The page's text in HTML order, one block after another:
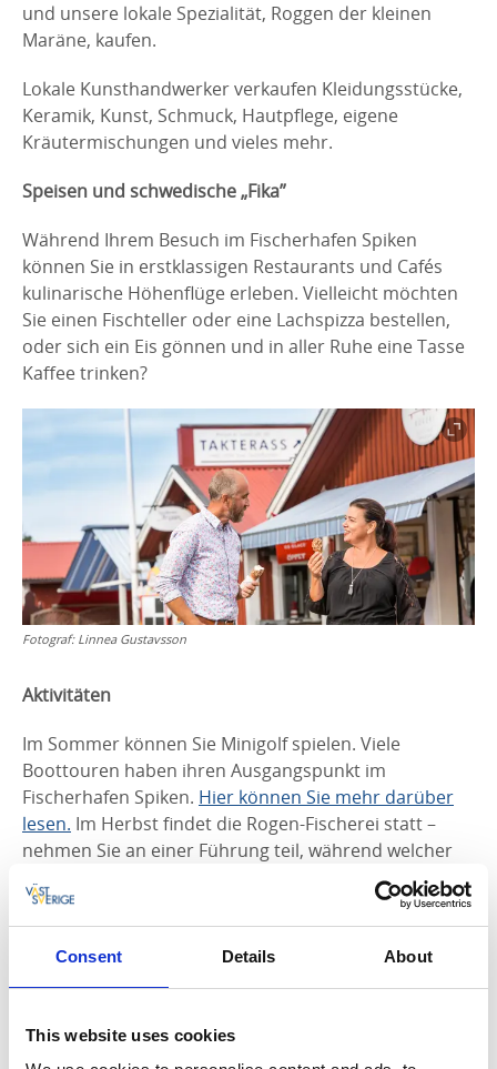
Consent Details About
This website uses cookies
und unsere lokale Spezialität, Roggen der kleinen
Maräne, kaufen.
Lokale Kunsthandwerker verkaufen Kleidungsstücke,
Keramik, Kunst, Schmuck, Hautpflege, eigene
Kräutermischungen und vieles mehr.
Speisen und schwedische „Fika”
Während Ihrem Besuch im Fischerhafen Spiken
können Sie in erstklassigen Restaurants und Cafés
kulinarische Höhenflüge erleben. Vielleicht möchten
Sie einen Fischteller oder eine Lachspizza bestellen,
oder sich ein Eis gönnen und in aller Ruhe eine Tasse
Kaffee trinken?
Fotograf: Linnea Gustavsson
Aktivitäten
Im Sommer können Sie Minigolf spielen. Viele
Boottouren haben ihren Ausgangspunkt im
Fischerhafen Spiken. Hier können Sie mehr darüber
lesen. Im Herbst findet die Rogen-Fischerei statt –
nehmen Sie an einer Führung teil, während welcher
Sie die Möglichkeit haben, die Fische zu bearbeiten.
bei Spiken einsetzen. Das Angeln vom Strand aus ist